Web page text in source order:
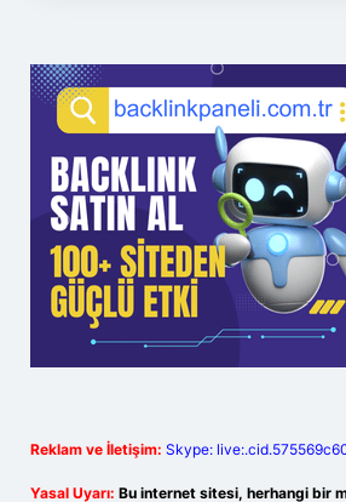
Reklam ve İletişim: Skype:
Yasal Uyarı: Bu internet sitesi, herhangi bir